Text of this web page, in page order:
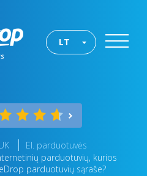
LT
El. parduotuvės
parduotuvių, kurios
parduotuvių sąraše?